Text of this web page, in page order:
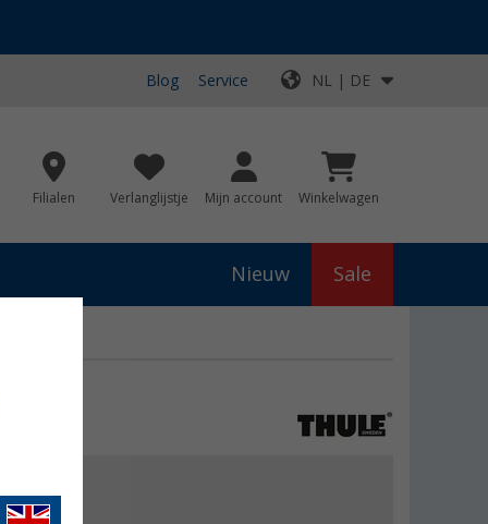
Blog Service NL | DE
Filialen Verlanglijstje Mijn account Winkelwagen
Nieuw Sale